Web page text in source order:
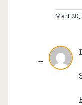
Mart 20,